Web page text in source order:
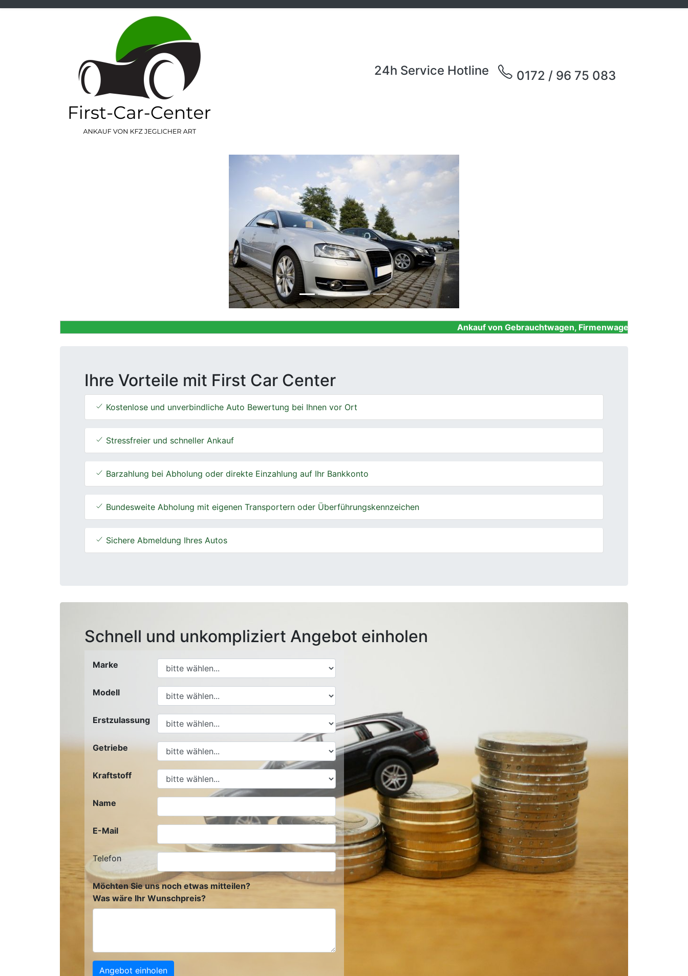
24h Service Hotline 0172 / 96 75 083
Ankauf von Gebrauchtwagen, Firmenwagen, Unfallwagen,
Ihre Vorteile mit First Car Center
Kostenlose und unverbindliche Auto Bewertung bei Ihnen vor Ort
Stressfreier und schneller Ankauf
Barzahlung bei Abholung oder direkte Einzahlung auf Ihr Bankkonto
Bundesweite Abholung mit eigenen Transportern oder Überführungskennzeichen
Sichere Abmeldung Ihres Autos
Schnell und unkompliziert Angebot einholen
Marke
Modell
Erstzulassung
Getriebe
Kraftstoff
Name
E-Mail
Telefon
Möchten Sie uns noch etwas mitteilen?
Was wäre Ihr Wunschpreis?
Angebot einholen